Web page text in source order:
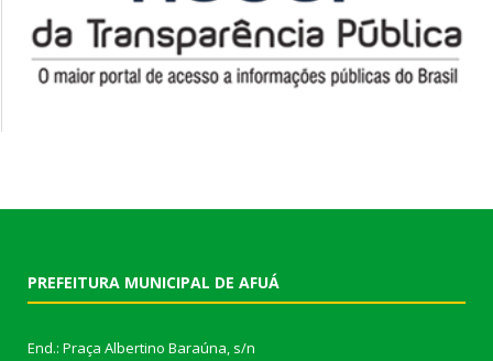
PREFEITURA MUNICIPAL DE AFUÁ
End.: Praça Albertino Baraúna, s/n